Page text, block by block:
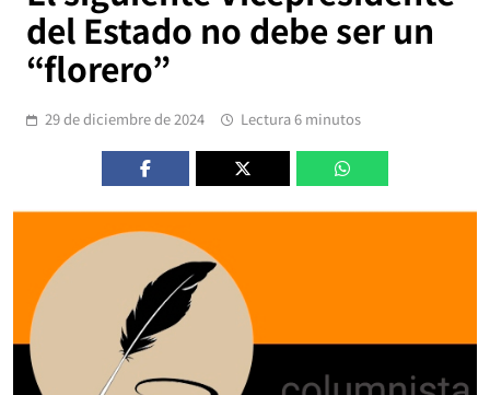
del Estado no debe ser un
“florero”
29 de diciembre de 2024 Lectura 6 minutos